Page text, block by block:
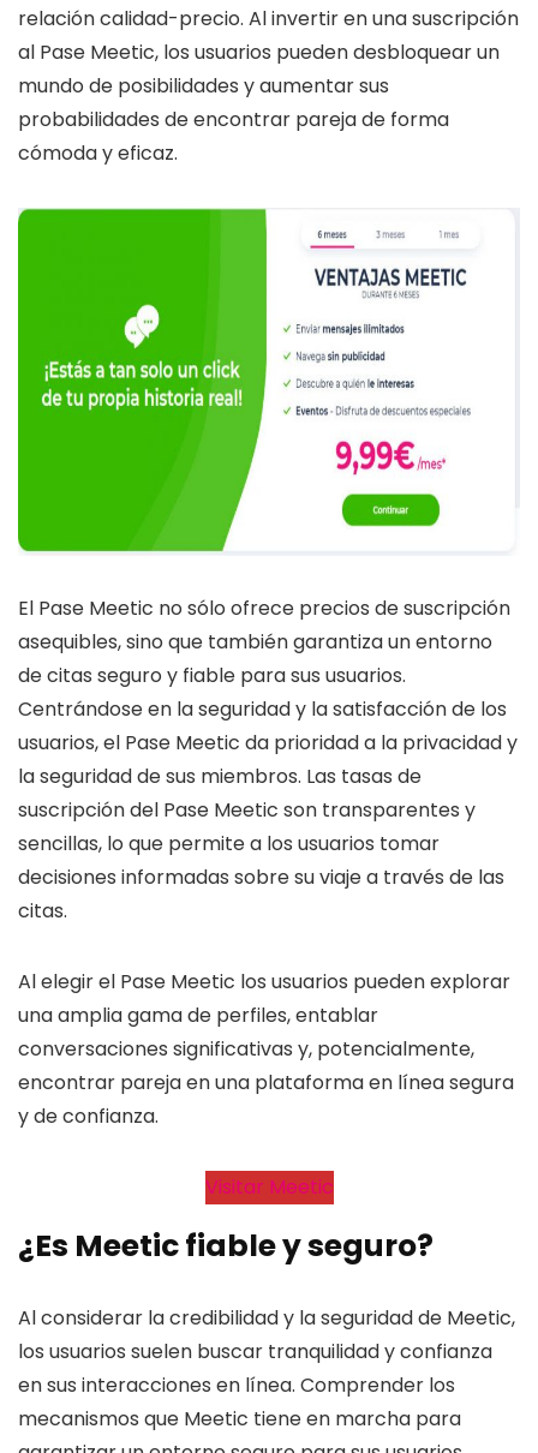
relación calidad-precio. Al invertir en una suscripción
al Pase Meetic, los usuarios pueden desbloquear un
mundo de posibilidades y aumentar sus
probabilidades de encontrar pareja de forma
cómoda y eficaz.
El Pase Meetic no sólo ofrece precios de suscripción
asequibles, sino que también garantiza un entorno
de citas seguro y fiable para sus usuarios.
Centrándose en la seguridad y la satisfacción de los
usuarios, el Pase Meetic da prioridad a la privacidad y
la seguridad de sus miembros. Las tasas de
suscripción del Pase Meetic son transparentes y
sencillas, lo que permite a los usuarios tomar
decisiones informadas sobre su viaje a través de las
citas.
Al elegir el Pase Meetic los usuarios pueden explorar
una amplia gama de perfiles, entablar
conversaciones significativas y, potencialmente,
encontrar pareja en una plataforma en línea segura
y de confianza.
Visitar Meetic
¿Es Meetic fiable y seguro?
Al considerar la credibilidad y la seguridad de Meetic,
los usuarios suelen buscar tranquilidad y confianza
en sus interacciones en línea. Comprender los
mecanismos que Meetic tiene en marcha para